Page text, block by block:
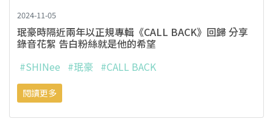
2024-11-05
珉豪時隔近兩年以正規專輯《CALL BACK》回歸 分享
錄音花絮 告白粉絲就是他的希望
#SHINee #珉豪 #CALL BACK
閱讀更多